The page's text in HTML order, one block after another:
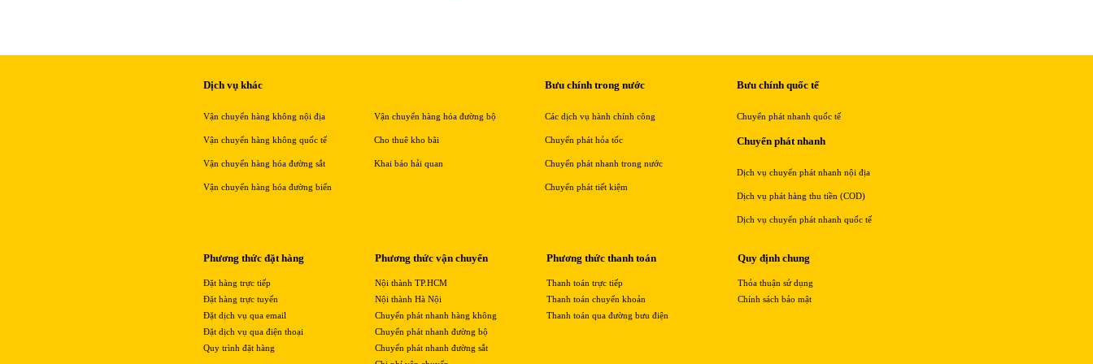
Dịch vụ khác
Vận chuyển hàng không nội địa
Vận chuyển hàng không quốc tế
Vận chuyển hàng hóa đường sắt
Vận chuyển hàng hóa đường biển
Vận chuyển hàng hóa đường bộ
Cho thuê kho bãi
Khai báo hải quan
Bưu chính trong nước
Các dịch vụ hành chính công
Chuyển phát hỏa tốc
Chuyển phát nhanh trong nước
Chuyển phát tiết kiệm
Bưu chính quốc tế
Chuyển phát nhanh quốc tế
Chuyển phát nhanh
Dịch vụ chuyển phát nhanh nội địa
Dịch vụ phát hàng thu tiền (COD)
Dịch vụ chuyển phát nhanh quốc tế
Phương thức đặt hàng
Đặt hàng trực tiếp
Đặt hàng trực tuyến
Đặt dịch vụ qua email
Đặt dịch vụ qua điện thoại
Quy trình đặt hàng
Phương thức vận chuyển
Nội thành TP.HCM
Nội thành Hà Nội
Chuyển phát nhanh hàng không
Chuyển phát nhanh đường bộ
Chuyển phát nhanh đường sắt
Phương thức thanh toán
Thanh toán trực tiếp
Thanh toán chuyển khoản
Thanh toán qua đường bưu điện
Quy định chung
Thỏa thuận sử dụng
Chính sách bảo mật